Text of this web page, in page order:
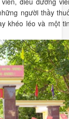
người thầy
khéo léo và một